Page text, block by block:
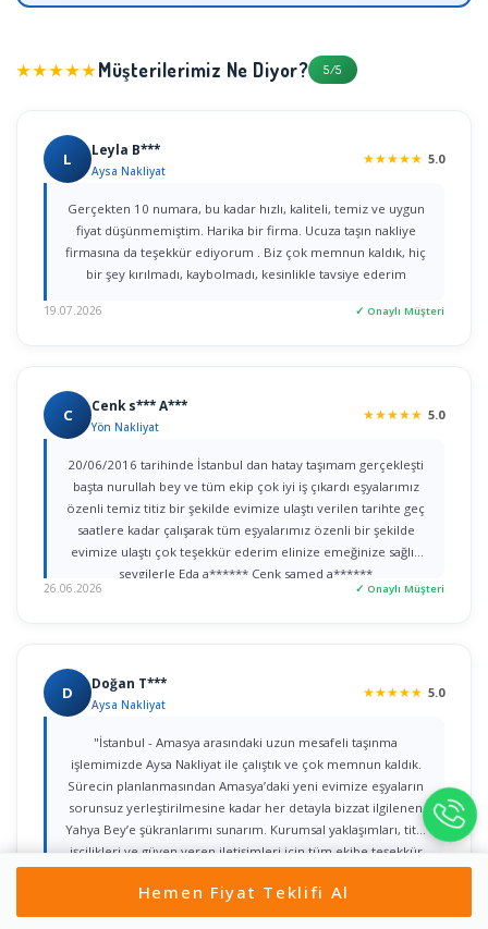
★★★★★Müşterilerimiz Ne Diyor? 5/5
L Leyla B***
Aysa Nakliyat
★★★★★ 5.0
Gerçekten 10 numara, bu kadar hızlı, kaliteli, temiz ve uygun
fiyat düşünmemiştim. Harika bir firma. Ucuza taşın nakliye
firmasına da teşekkür ediyorum . Biz çok memnun kaldık, hiç
bir şey kırılmadı, kaybolmadı, kesinlikle tavsiye ederim
19.07.2026 ✓ Onaylı Müşteri
C Cenk s*** A***
Yön Nakliyat
★★★★★ 5.0
20/06/2016 tarihinde İstanbul dan hatay taşımam gerçekleşti
başta nurullah bey ve tüm ekip çok iyi iş çıkardı eşyalarımız
özenli temiz titiz bir şekilde evimize ulaştı verilen tarihte geç
saatlere kadar çalışarak tüm eşyalarımız özenli bir şekilde
evimize ulaştı çok teşekkür ederim elinize emeğinize sağlık
sevgilerle Eda a****** Cenk samed a******
26.06.2026 ✓ Onaylı Müşteri
D Doğan T***
Aysa Nakliyat
★★★★★ 5.0
"İstanbul - Amasya arasındaki uzun mesafeli taşınma
işlemimizde Aysa Nakliyat ile çalıştık ve çok memnun kaldık.
Sürecin planlanmasından Amasya’daki yeni evimize eşyaların
sorunsuz yerleştirilmesine kadar her detayla bizzat ilgilenen
Yahya Bey’e şükranlarımı sunarım. Kurumsal yaklaşımları, titiz
işçilikleri ve güven veren iletişimleri için tüm ekibe teşekkür
22.06.2026 ✓ Onaylı Müşteri
Hemen Fiyat Teklifi Al